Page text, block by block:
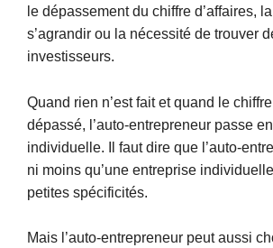
le dépassement du chiffre d’affaires,
s’agrandir ou la nécessité de trouver
investisseurs.
Quand rien n’est fait et quand le
dépassé, l’auto-entrepreneur passe
individuelle. Il faut dire que l’auto-
ni moins qu’une entreprise
petites spécificités.
Mais l’auto-entrepreneur peut aussi